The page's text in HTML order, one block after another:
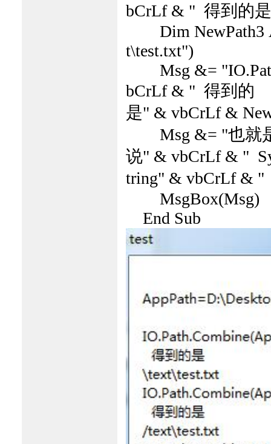
bCrLf & " 得到的
Dim NewPath3
t\test.txt")
Msg &=
bCrLf & " 得到的
是" & vbCrLf &
Msg &= "也就
说" & vbCrLf & "
tring" & vbCrLf &
MsgBox(Msg)
End Sub